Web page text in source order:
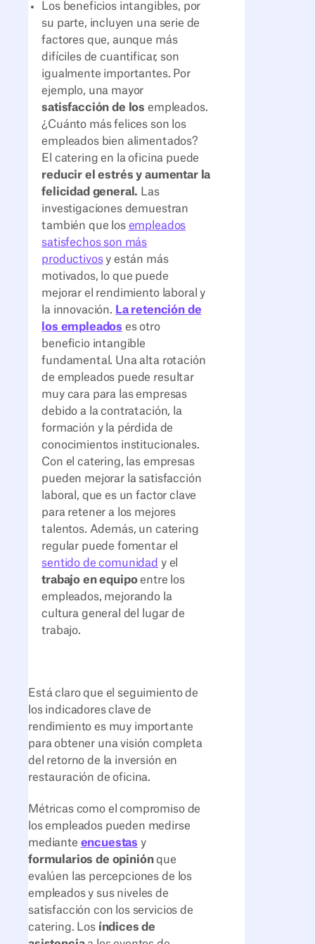
Los beneficios intangibles, por
su parte, incluyen una serie de
factores que, aunque más
difíciles de cuantificar, son
igualmente importantes. Por
ejemplo, una mayor
satisfacción de los empleados.
¿Cuánto más felices son los
empleados bien alimentados?
El catering en la oficina puede
reducir el estrés y aumentar la
felicidad general. Las
investigaciones demuestran
también que los empleados
satisfechos son más
productivosy están más
motivados, lo que puede
mejorar el rendimiento laboral y
la innovación. La retención de
los empleados es otro
beneficio intangible
fundamental. Una alta rotación
de empleados puede resultar
muy cara para las empresas
debido a la contratación, la
formación y la pérdida de
conocimientos institucionales.
Con el catering, las empresas
pueden mejorar la satisfacción
laboral, que es un factor clave
para retener a los mejores
talentos. Además, un catering
regular puede fomentar el
sentido de comunidad y el
trabajo en equipoentre los
empleados, mejorando la
cultura general del lugar de
trabajo.
Está claro que el seguimiento de
los indicadores clave de
rendimiento es muy importante
para obtener una visión completa
del retorno de la inversión en
restauración de oficina.
Métricas como el compromiso de
los empleados pueden medirse
mediante encuestas y
formularios de opiniónque
evalúen las percepciones de los
empleados y sus niveles de
satisfacción con los servicios de
catering. Los índices de